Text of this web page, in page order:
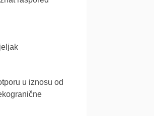
u iznosu od